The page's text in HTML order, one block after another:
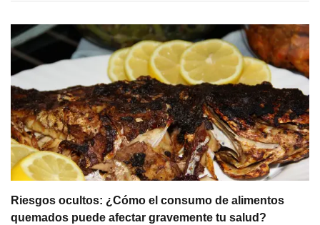
Riesgos ocultos: ¿Cómo el consumo de alimentos
quemados puede afectar gravemente tu salud?